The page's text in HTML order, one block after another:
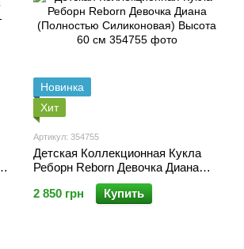
Новинка
Хит
Артикул: 354755
Детская Коллекционная Кукла
Реборн Reborn Девочка Диана
(Полностью Силиконовая)
Высота 60 см
2 850 грн Купить